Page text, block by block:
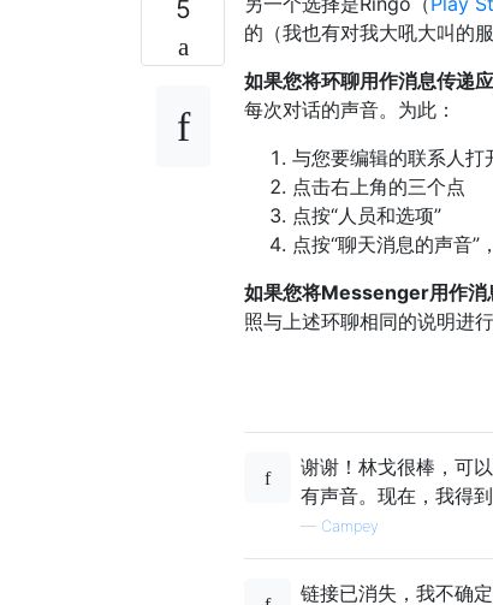
5
的（我也有对我大吼大叫的
如果您将环聊用作消息传递
每次对话的声音。为此：
与您要编辑的联系人打
点击右上角的三个点
点按“人员和选项”
点按“聊天消息的声音”
如果您将Messenger用作消
照与上述环聊相同的说明进
谢谢！林戈很棒，可
有声音。现在，我得
— Campey
链接已消失，我不确